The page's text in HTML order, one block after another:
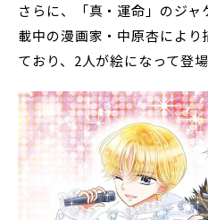
さらに、「真・運命」のジ
載中の漫画家・中原杏によ
ており、2人が絵になって登場